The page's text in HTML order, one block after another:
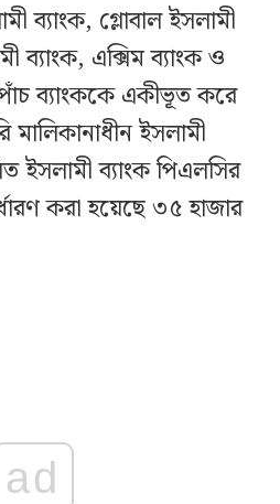
ব্যাংক, গ্লোবাল ইসলামী
ব্যাংক, এক্সিম ব্যাংক ও
ব্যাংককে একীভূত করে
মালিকানাধীন ইসলামী
ইসলামী ব্যাংক পিএলসির
করা হয়েছে ৩৫ হাজার
ad